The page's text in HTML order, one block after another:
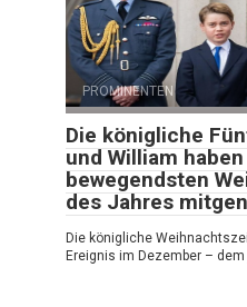
PROMINENTEN
Die königliche
und William
bewegendsten
des Jahres
Die königliche
Ereignis im Dezember –